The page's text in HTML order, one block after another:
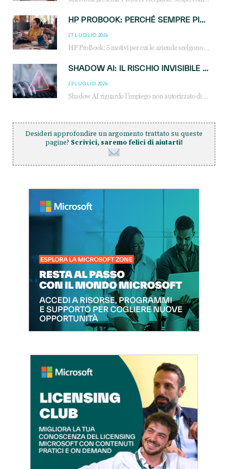
HP PROBOOK: PERCHÉ SEMPRE PIÙ AZIENDE SCELGONO NOTEBOOK PROGETTATI PER IL LAVORO MODERNO
27 LUGLIO 2026
HP ProBook: 5 motivi per cui le aziende scelgono i notebook business HP per migliorare produttività, sicurezza e gestione dell’AI.
SHADOW AI: IL RISCHIO INVISIBILE CHE LE AZIENDE POSSONO GOVERNARE
23 LUGLIO 2026
Shadow AI riguardo l’impiego non autorizzato di sistemi AI all’interno dell’azienda. E’ una pratica che si diffonde a partire dai dipendenti fino ai dirigenti e mette a repentaglio la cybersecurity, con costi più elevati per le organizzazioni. Due recenti report illustrano il fenomeno e forniscono dati in merito
Desideri approfondire un argomento trattato su queste
pagine? Scrivici, saremo felici di aiutarti!